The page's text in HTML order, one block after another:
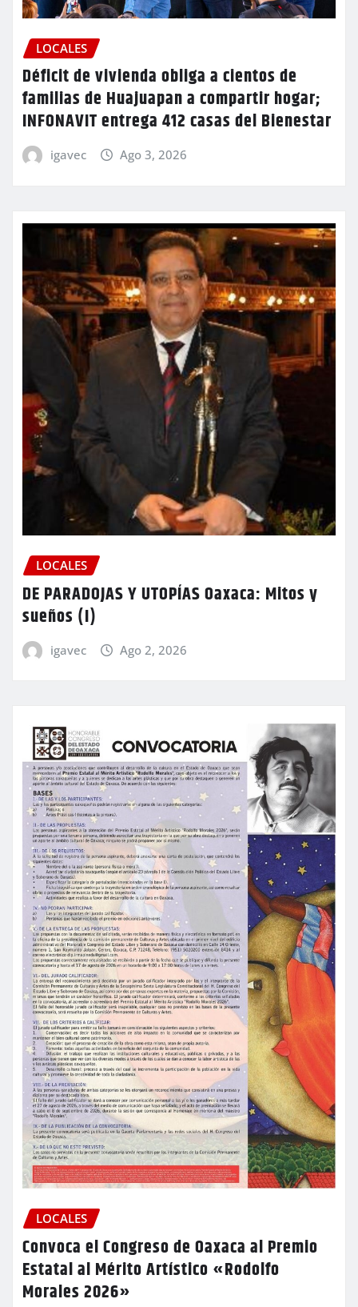
LOCALES
Déficit de vivienda obliga a cientos de
familias de Huajuapan a compartir hogar;
INFONAVIT entrega 412 casas del Bienestar
igavec Ago 3, 2026
LOCALES
DE PARADOJAS Y UTOPÍAS Oaxaca: Mitos y
sueños (I)
igavec Ago 2, 2026
LOCALES
Convoca el Congreso de Oaxaca al Premio
Estatal al Mérito Artístico «Rodolfo
Morales 2026»